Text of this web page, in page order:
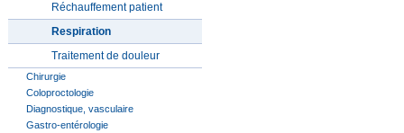
Réchauffement patient
Respiration
Traitement de douleur
Chirurgie
Coloproctologie
Diagnostique, vasculaire
Gastro-entérologie